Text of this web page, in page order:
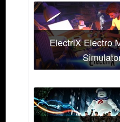
ElectriX Electro